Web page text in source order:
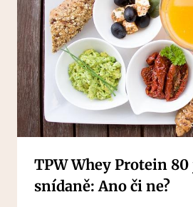
TPW Whey Protein
snídaně: Ano či ne?